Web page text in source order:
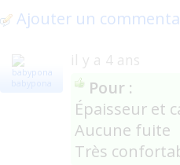
Ajouter un
babypona
il y a 4 ans
Pour :
Épaisseur et
Aucune fuite
Très